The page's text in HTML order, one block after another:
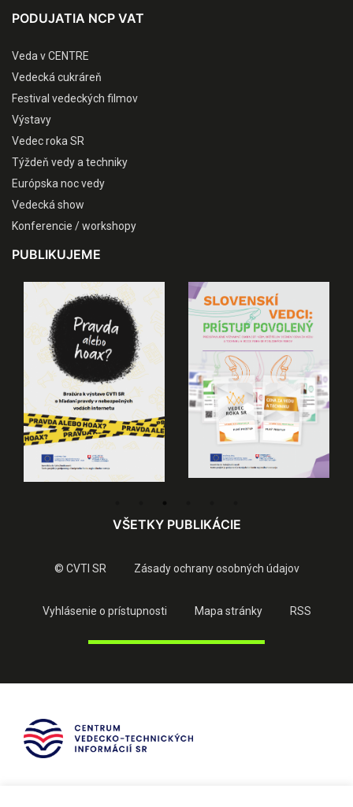
PODUJATIA NCP VAT
Veda v CENTRE
Vedecká cukráreň
Festival vedeckých filmov
Výstavy
Vedec roka SR
Týždeň vedy a techniky
Európska noc vedy
Vedecká show
Konferencie / workshopy
PUBLIKUJEME
VŠETKY PUBLIKÁCIE
© CVTI SR Zásady ochrany osobných údajov
Vyhlásenie o prístupnosti Mapa stránky RSS